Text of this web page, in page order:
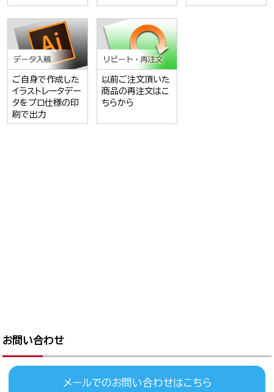
ご自身で作成した
イラストレータデー
タをプロ仕様の印
刷で出力
以前ご注文頂いた
商品の再注文はこ
ちらから
お問い合わせ
メールでのお問い合わせはこちら